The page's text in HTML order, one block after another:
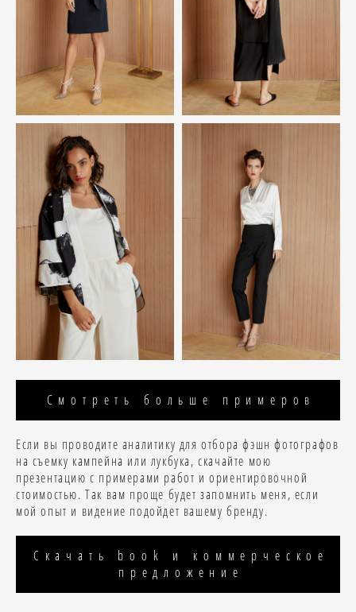
Смотреть больше примеров
Если вы проводите аналитику для отбора фэшн фотографов
на съемку кампейна или лукбука, скачайте мою
презентацию с примерами работ и ориентировочной
стоимостью. Так вам проще будет запомнить меня, если
мой опыт и видение подойдет вашему бренду.
Скачать book и коммерческое
предложение